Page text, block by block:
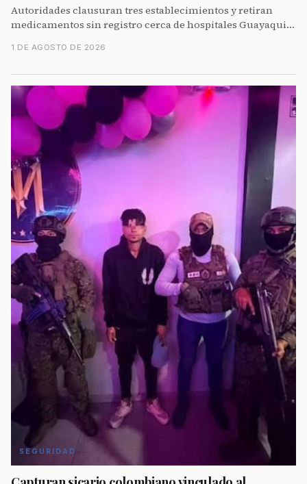
Autoridades clausuran tres establecimientos y retiran
medicamentos sin registro cerca de hospitales Guayaquil
1 DE AGOSTO DE 2026
SEGURIDAD